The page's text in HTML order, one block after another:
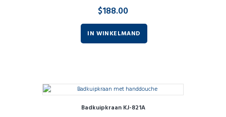
$188.00
IN WINKELMAND
Badkuipkraan KJ-821A